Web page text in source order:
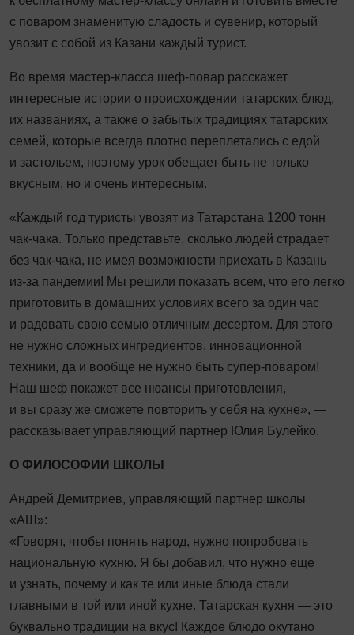
с поваром знаменитую сладость и сувенир, который
увозит с собой из Казани каждый турист.
Во время мастер-класса шеф-повар расскажет
интересные истории о происхождении татарских блюд,
их названиях, а также о забытых традициях татарских
семей, которые всегда плотно переплетались с едой
и застольем, поэтому урок обещает быть не только
вкусным, но и очень интересным.
«Каждый год туристы увозят из Татарстана 1200 тонн
чак-чака. Только представьте, сколько людей страдает
без чак-чака, не имея возможности приехать в Казань
из-за пандемии! Мы решили показать всем, что его легко
приготовить в домашних условиях всего за один час
и радовать свою семью отличным десертом. Для этого
не нужно сложных ингредиентов, инновационной
техники, да и вообще не нужно быть супер-поваром!
Наш шеф покажет все нюансы приготовления,
и вы сразу же сможете повторить у себя на кухне», —
рассказывает управляющий партнер Юлия Булейко.
О ФИЛОСОФИИ ШКОЛЫ
Андрей Демитриев, управляющий партнер школы
«АШ»:
«Говорят, чтобы понять народ, нужно попробовать
национальную кухню. Я бы добавил, что нужно еще
и узнать, почему и как те или иные блюда стали
главными в той или иной кухне. Татарская кухня — это
буквально традиции на вкус! Каждое блюдо окутано